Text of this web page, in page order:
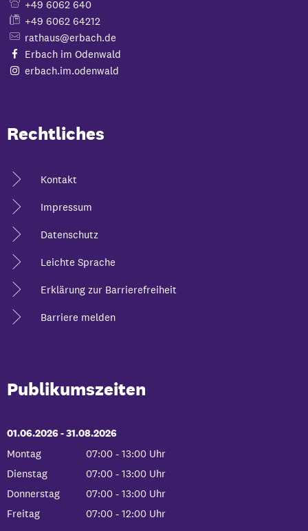
+49 6062 640
+49 6062 64212
rathaus@erbach.de
Erbach im Odenwald
erbach.im.odenwald
Rechtliches
Kontakt
Impressum
Datenschutz
Leichte Sprache
Erklärung zur Barrierefreiheit
Barriere melden
Publikumszeiten
01.06.2026-bis
31.08.2026
Montag
07:00 - 13:00 Uhr
Von 07:00 bis 13:00 Uhr
Dienstag 07:00 - 13:00 Uhr
Von 07:00 bis 13:00 Uhr
Donnerstag 07:00 - 13:00 Uhr
Von 07:00 bis 13:00 Uhr
Freitag 07:00 - 12:00 Uhr